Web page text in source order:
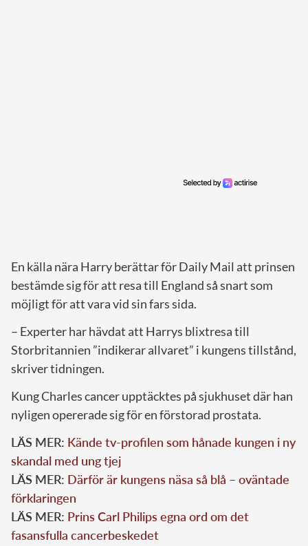
En källa nära Harry berättar för Daily Mail att prinsen
bestämde sig för att resa till England så snart som
möjligt för att vara vid sin fars sida.
– Experter har hävdat att Harrys blixtresa till
Storbritannien ”indikerar allvaret” i kungens tillstånd,
skriver tidningen.
Kung Charles cancer upptäcktes på sjukhuset där han
nyligen opererade sig för en förstorad prostata.
LÄS MER: Kände tv-profilen som hånade kungen i ny
skandal med ung tjej
LÄS MER: Därför är kungens näsa så blå – oväntade
förklaringen
LÄS MER: Prins Carl Philips egna ord om det
fasansfulla cancerbeskedet